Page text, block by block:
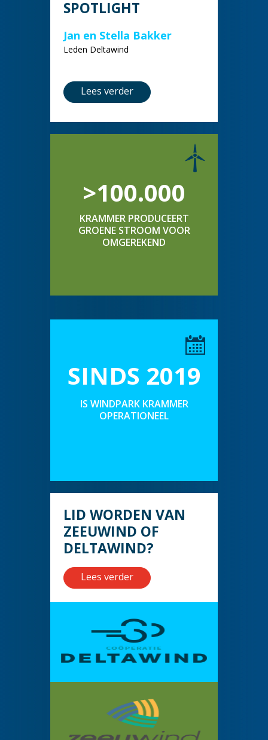
SPOTLIGHT
Jan en Stella Bakker
Leden Deltawind
Lees verder
>100.000
KRAMMER PRODUCEERT
GROENE STROOM VOOR
OMGEREKEND
SINDS 2019
IS WINDPARK KRAMMER
OPERATIONEEL
LID WORDEN VAN
ZEEUWIND OF
DELTAWIND?
Lees verder